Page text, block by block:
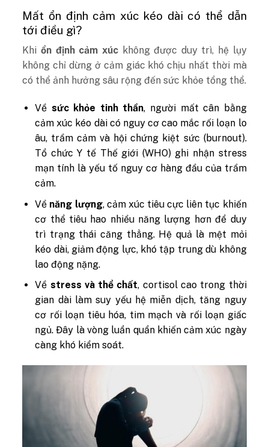
Mất ổn định cảm xúc kéo dài có thể dẫn
tới điều gì?
Khiổn định cảm xúckhông được duy trì, hệ lụy
không chỉ dừng ở cảm giác khó chịu nhất thời mà
có thể ảnh hưởng sâu rộng đến sức khỏe tổng thể.
Về sức khỏe tinh thần, người mất cân bằng
cảm xúc kéo dài có nguy cơ cao mắc rối loạn lo
âu, trầm cảm và hội chứng kiệt sức (burnout).
Tổ chức Y tế Thế giới (WHO) ghi nhận stress
mạn tính là yếu tố nguy cơ hàng đầu của trầm
cảm.
Về năng lượng, cảm xúc tiêu cực liên tục khiến
cơ thể tiêu hao nhiều năng lượng hơn để duy
trì trạng thái căng thẳng. Hệ quả là mệt mỏi
kéo dài, giảm động lực, khó tập trung dù không
lao động nặng.
Về stress và thể chất, cortisol cao trong thời
gian dài làm suy yếu hệ miễn dịch, tăng nguy
cơ rối loạn tiêu hóa, tim mạch và rối loạn giấc
ngủ. Đây là vòng luẩn quẩn khiến cảm xúc ngày
càng khó kiểm soát.